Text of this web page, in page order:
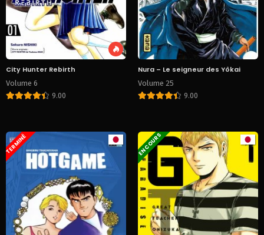
City Hunter Rebirth
Volume 6
9.00
Nura – Le seigneur des Yôkai
Volume 25
9.00
TERMINÉ EN COURS